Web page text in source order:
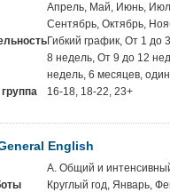
Апрель, Май, Июнь,
Сентябрь, Октябрь,
Гибкий график, От 1 до
8 недель, От 9 до 12
недель, 6 месяцев,
16-18, 18-22, 23+
English
A. Общий и
Круглый год, Январь,